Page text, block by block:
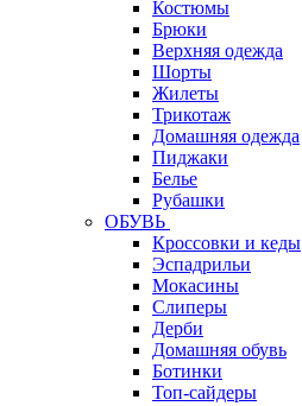
Костюмы
Брюки
Верхняя одежда
Шорты
Жилеты
Трикотаж
Домашняя одежда
Пиджаки
Белье
Рубашки
ОБУВЬ
Кроссовки и кеды
Эспадрильи
Мокасины
Слиперы
Дерби
Домашняя обувь
Ботинки
Топ-сайдеры